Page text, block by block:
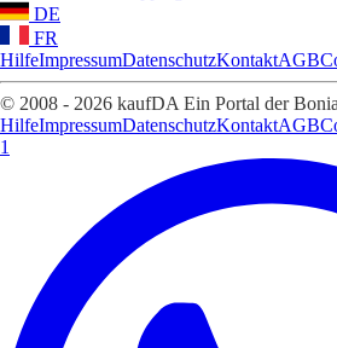
DE
FR
HilfeImpressumDatenschutzKontaktAGB
© 2008 - 2026 kaufDA Ein Portal der
HilfeImpressumDatenschutzKontaktAGB
1